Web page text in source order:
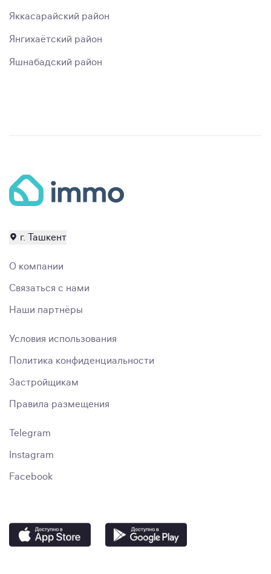
Яккасарайский район
Янгихаётский район
Яшнабадский район
г. Ташкент
О компании
Связаться с нами
Наши партнёры
Условия использования
Политика конфиденциальности
Застройщикам
Правила размещения
Telegram
Instagram
Facebook